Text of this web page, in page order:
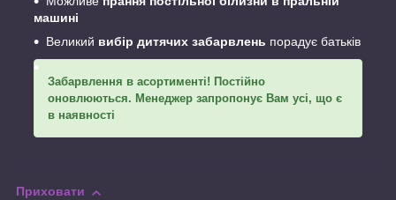
машині
Великий вибір дитячих забарвлень порадує батьків
Забарвлення в асортименті! Постійно
оновлюються. Менеджер запропонує Вам усі, що є
в наявності
Приховати